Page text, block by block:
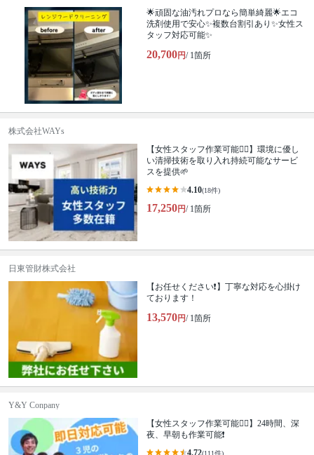
🌟頑固な油汚れプロなら簡単綺麗🌟エコ
洗剤使用で安心✨複数台割引あり✨女性ス
タッフ対応可能✨
20,700円/ 1箇所
株式会社WAYs
【女性スタッフ作業可能🙆‍♀️】環境に優し
い清掃技術を取り入れ持続可能なサービ
スを提供🌱
4.10(18件)
17,250円/ 1箇所
日東管財株式会社
【お任せください❗️】丁寧な対応を心掛け
ております！
13,570円/ 1箇所
Y&Y Conpany
【女性スタッフ作業可能🙆‍♀️】24時間、深
夜、早朝も作業可能❗️